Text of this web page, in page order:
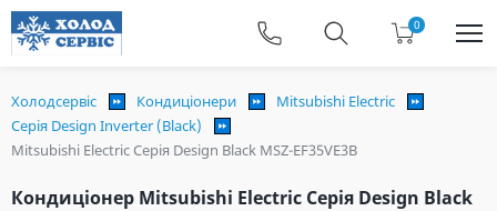
0
Холодсервіс Кондиціонери
Mitsubishi Electric
Серія Design Inverter (Black)
Mitsubishi Electric Серія Design Black MSZ-EF35VE3B
Кондиціонер Mitsubishi Electric Серія Design Black